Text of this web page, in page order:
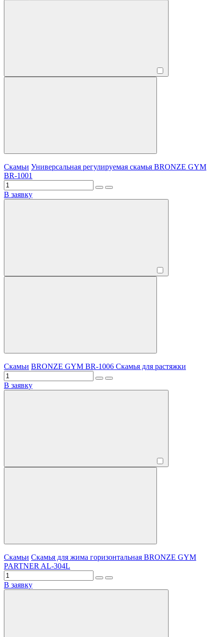
Скамьи Универсальная регулируемая скамья BRONZE GYM
BR-1001
В заявку
Скамьи BRONZE GYM BR-1006 Скамья для растяжки
В заявку
Скамьи Скамья для жима горизонтальная BRONZE GYM
PARTNER AL-304L
В заявку